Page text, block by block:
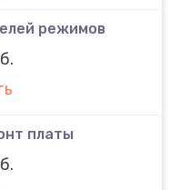
режимов
платы